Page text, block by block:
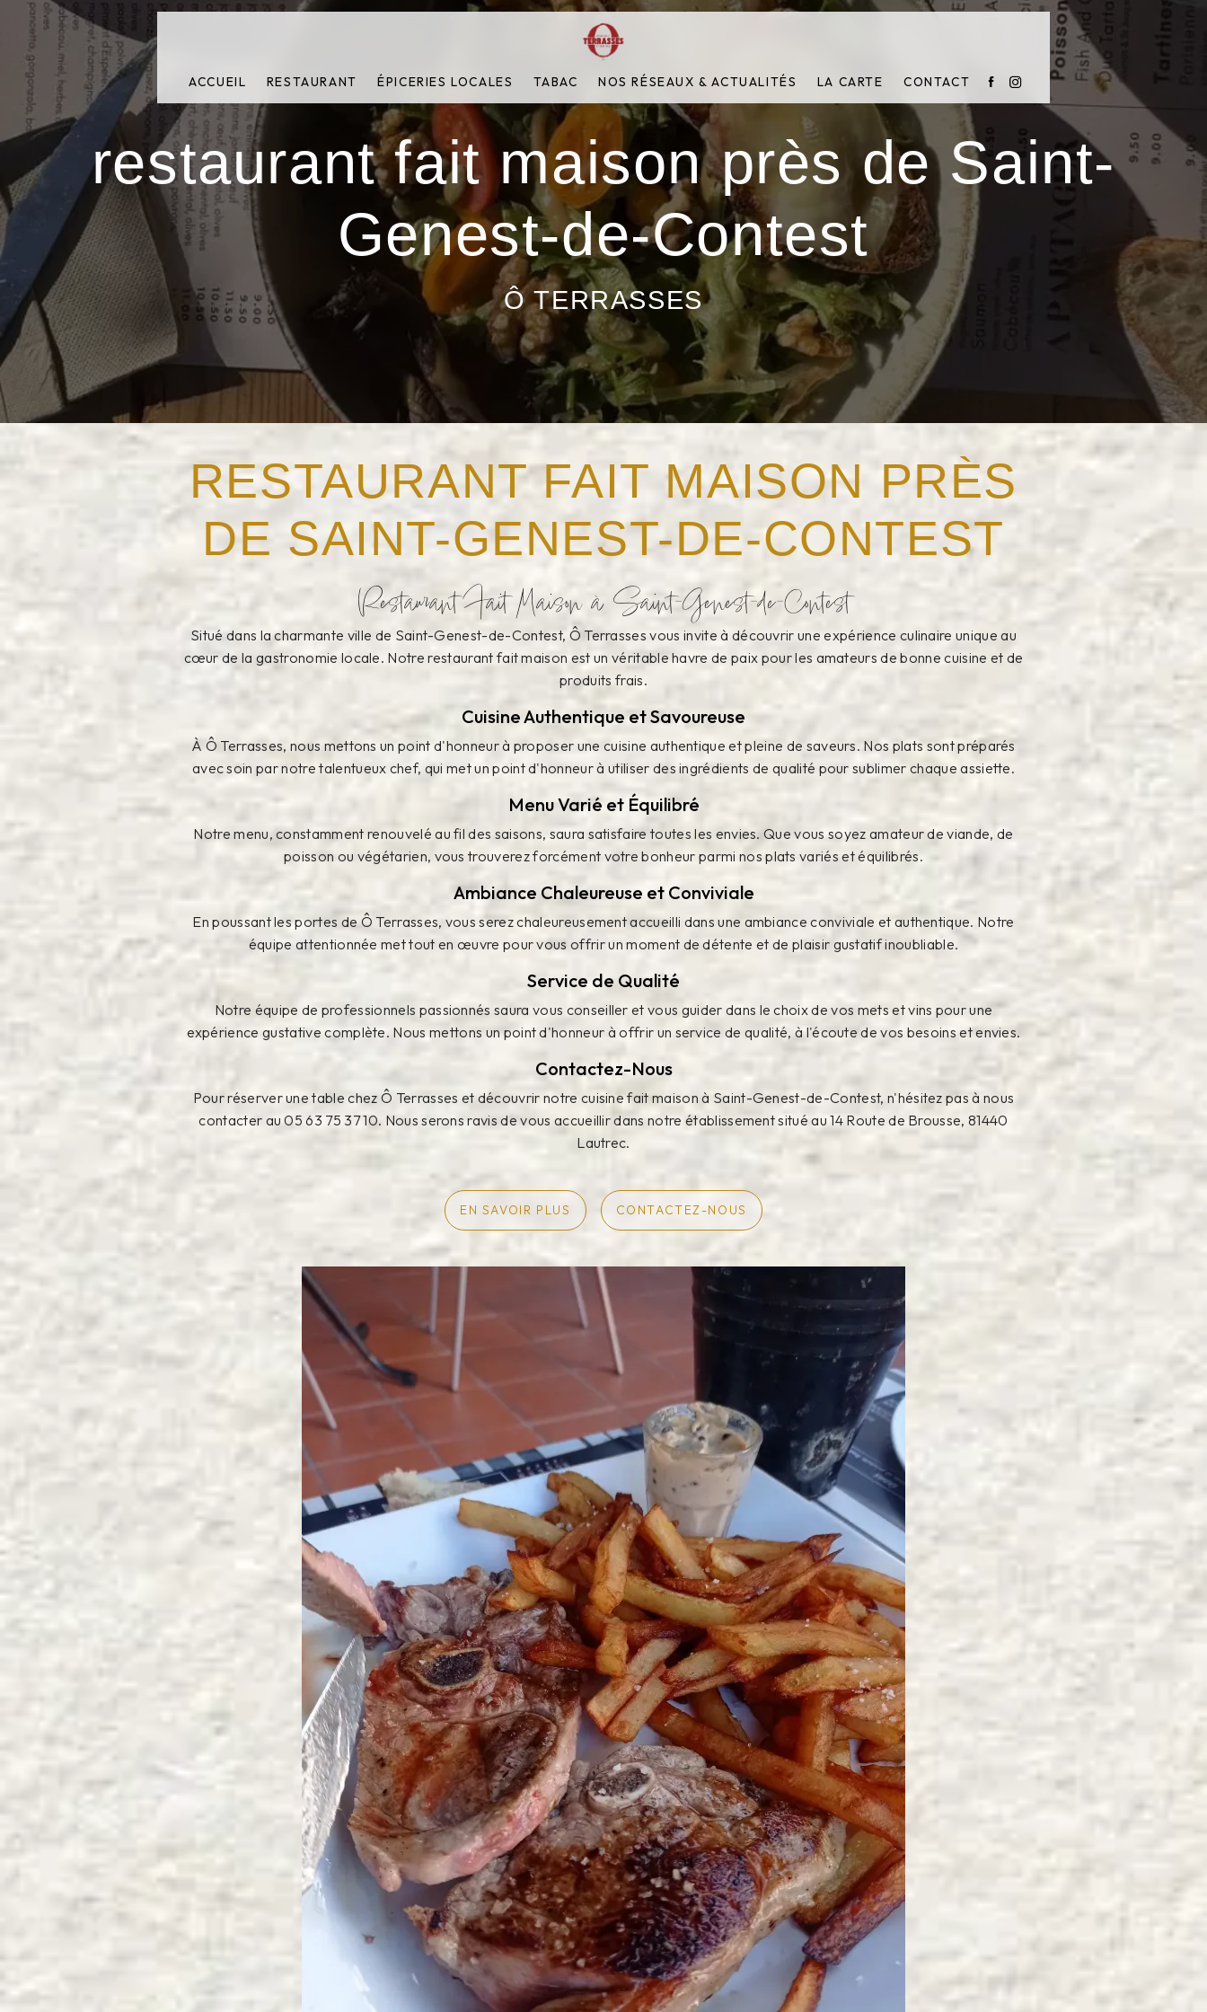
ACCUEIL RESTAURANT ÉPICERIES LOCALES TABAC NOS RÉSEAUX & ACTUALITÉS LA CARTE CONTACT
restaurant fait maison près de Saint-
Genest-de-Contest
Ô TERRASSES
RESTAURANT FAIT MAISON PRÈS
DE SAINT-GENEST-DE-CONTEST
Restaurant Fait Maison à Saint-Genest-de-Contest
Situé dans la charmante ville de Saint-Genest-de-Contest, Ô Terrasses vous invite à découvrir une expérience culinaire unique au
cœur de la gastronomie locale. Notre restaurant fait maison est un véritable havre de paix pour les amateurs de bonne cuisine et de
produits frais.
Cuisine Authentique et Savoureuse
À Ô Terrasses, nous mettons un point d'honneur à proposer une cuisine authentique et pleine de saveurs. Nos plats sont préparés
avec soin par notre talentueux chef, qui met un point d'honneur à utiliser des ingrédients de qualité pour sublimer chaque assiette.
Menu Varié et Équilibré
Notre menu, constamment renouvelé au fil des saisons, saura satisfaire toutes les envies. Que vous soyez amateur de viande, de
poisson ou végétarien, vous trouverez forcément votre bonheur parmi nos plats variés et équilibrés.
Ambiance Chaleureuse et Conviviale
En poussant les portes de Ô Terrasses, vous serez chaleureusement accueilli dans une ambiance conviviale et authentique. Notre
équipe attentionnée met tout en œuvre pour vous offrir un moment de détente et de plaisir gustatif inoubliable.
Service de Qualité
Notre équipe de professionnels passionnés saura vous conseiller et vous guider dans le choix de vos mets et vins pour une
expérience gustative complète. Nous mettons un point d'honneur à offrir un service de qualité, à l'écoute de vos besoins et envies.
Contactez-Nous
Pour réserver une table chez Ô Terrasses et découvrir notre cuisine fait maison à Saint-Genest-de-Contest, n'hésitez pas à nous
contacter au 05 63 75 37 10. Nous serons ravis de vous accueillir dans notre établissement situé au 14 Route de Brousse, 81440
Lautrec.
EN SAVOIR PLUS CONTACTEZ-NOUS
Panneau de gestion des cookies